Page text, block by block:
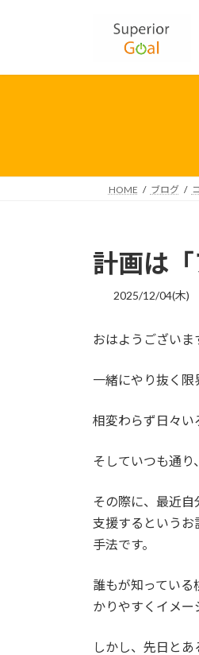
プ
動
HOME ブログ
計画は
2025/12/04(木)
おはようございま
一緒にやり抜く限
相変わらず日々い
そしていつも通り
その際に、最近
支援するという
手法です。
誰もが知ってい
かりやすくイメー
しかし、先日とあ